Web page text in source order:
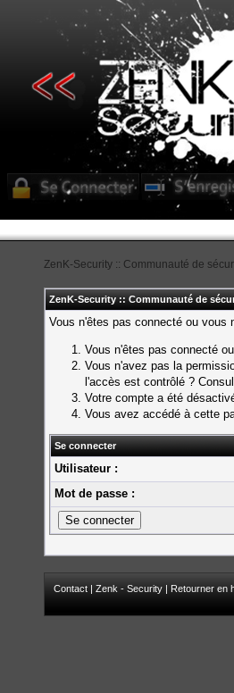
ZenK-Security :: Communauté de
ZenK-Security :: Communauté de
Vous n'êtes pas connecté ou vous
Vous n'êtes pas connecté
Vous n'avez pas la
l'accès est contrôlé ?
Votre compte a été
Vous avez accédé à cette
Se connecter
Utilisateur :
Mot de passe :
Contact | Zenk - Security | Retourner en